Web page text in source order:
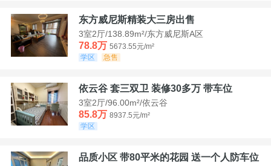
东方威尼斯精装大三房出售
3室2厅/138.89m²/东方威尼斯A区
78.8万 5673.55元/m²
学区
急售
依云谷 套三双卫 装修30多万 带车位
3室2厅/96.00m²/依云谷
85.8万 8937.5元/m²
学区
品质小区 带80平米的花园 送一个人防车位